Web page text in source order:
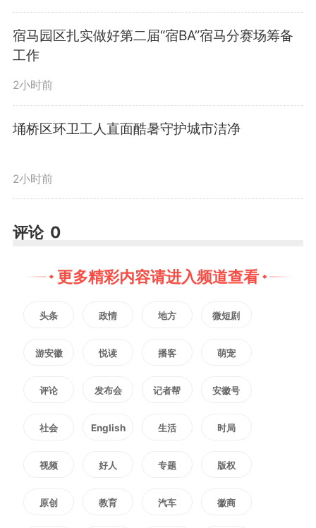
间，详细了解企业生产经营及环保
问题整改情况。他指出，企业要认
真履行生态环保主体责任，严格落
实各项环保举措，加大环保投入力
造，坚决守牢环保底线。园区及相
关部门要主动作为、强化帮扶指
策”科学精准治污，助力企业绿色
发展、提质增效。
武仔细察看群众来访登记册，询问
诉求办理情况，当场指出办公地点
宿马园区扎实做好第二届“宿BA”宿马分赛场筹备
工作
2小时前
埇桥区环卫工人直面酷暑守护城市洁净
2小时前
评论 0
更多精彩内容请进入频道查看
头条 政情 地方 微短剧
游安徽 悦读 播客 萌宠
评论 发布会 记者帮 安徽号
社会 English 生活 时局
视频 好人 专题 版权
原创 教育 汽车 徽商